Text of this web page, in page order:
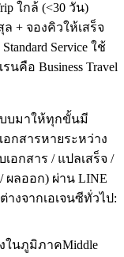
ใกล้ (<30 วัน)
ล + จองคิวให้เสร็จ
Service ใช้
นคือ Business Travel
บมาให้ทุกขั้นมี
เอกสารหายระหว่าง
เอกสาร / แปลเสร็จ /
ผลออก) ผ่าน LINE
างจากเอเจนซีทั่วไป:
ในภูมิภาคMiddle